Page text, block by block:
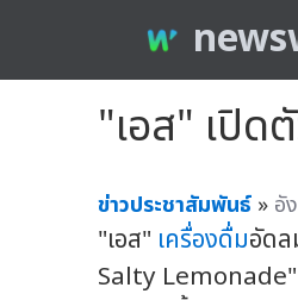
"เอส" เปิ
ข่าวประชาสัมพันธ์ » อั
"เอส" เครื่องดื่มอัด
Salty Lemonade"